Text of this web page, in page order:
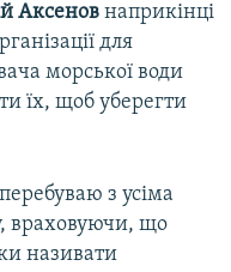
Аксенов наприкінці
для
морської води
їх, щоб уберегти
з усіма
враховуючи, що
називати